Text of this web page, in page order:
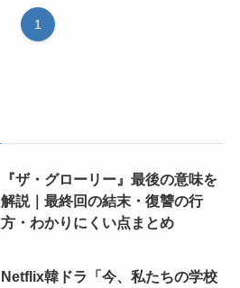
1
『ザ・グローリー』最後の意味を
解説｜最終回の結末・復讐の行
方・わかりにくい点まとめ
Netflix韓ドラ「今、私たちの学校